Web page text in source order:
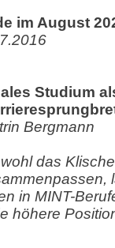
im August
Studium
Bergmann
das
in MINT-
höhere